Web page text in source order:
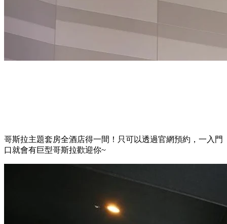
哥斯拉主題套房全酒店得一間！只可以透過官網預約，一入門
口就會有巨型哥斯拉歡迎你~